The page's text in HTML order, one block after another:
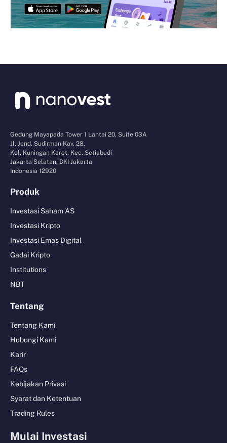
Gedung Mayapada Tower 1 Lantai 20, Suite 03A
Jl. Jend. Sudirman Kav. 28,
Kel. Kuningan Karet, Kec. Setiabudi
Jakarta Selatan, DKI Jakarta
Indonesia 12920
Produk
Investasi Saham AS
Investasi Kripto
Investasi Emas Digital
Gadai Kripto
Institutions
NBT
Tentang
Tentang Kami
Hubungi Kami
Karir
FAQs
Kebijakan Privasi
Syarat dan Ketentuan
Trading Rules
Mulai Investasi